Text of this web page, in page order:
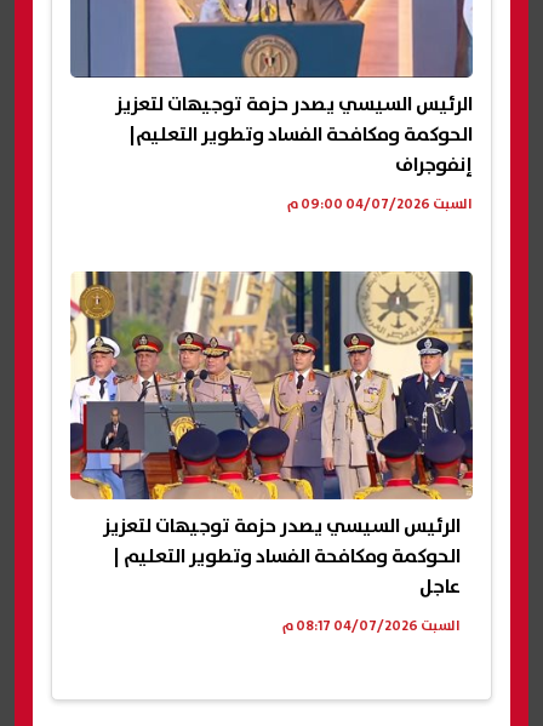
الرئيس السيسي يصدر حزمة توجيهات لتعزيز
الحوكمة ومكافحة الفساد وتطوير التعليم|
إنفوجراف
السبت 04/07/2026 09:00 م
الرئيس السيسي يصدر حزمة توجيهات لتعزيز
الحوكمة ومكافحة الفساد وتطوير التعليم |
عاجل
السبت 04/07/2026 08:17 م